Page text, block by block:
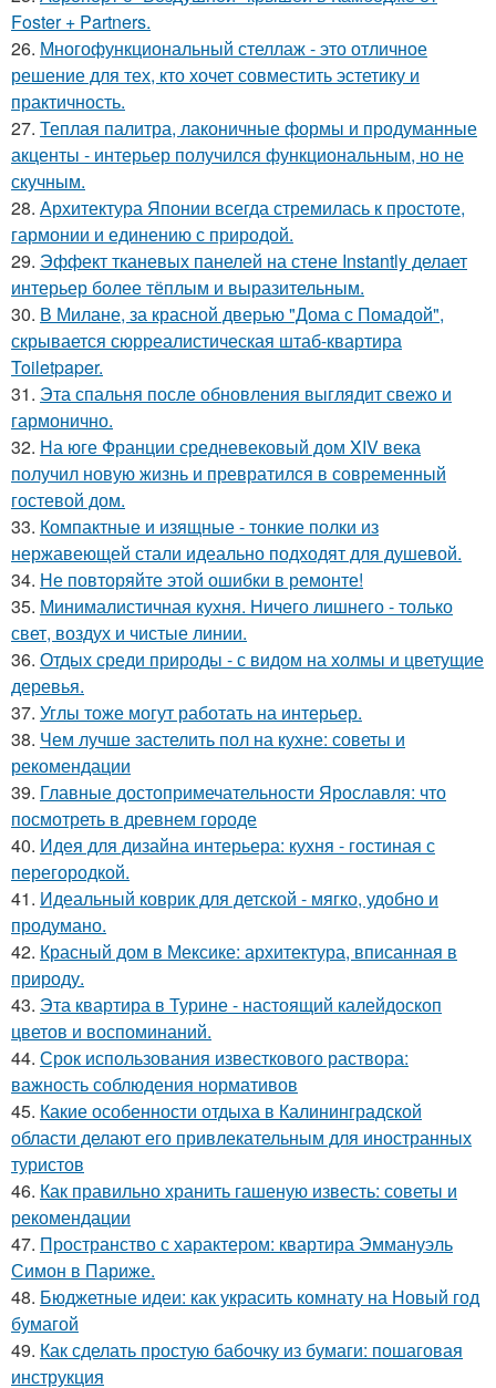
Foster + Partners.
26. Многофункциональный стеллаж - это отличное
решение для тех, кто хочет совместить эстетику и
практичность.
27. Теплая палитра, лаконичные формы и продуманные
акценты - интерьер получился функциональным, но не
скучным.
28. Архитектура Японии всегда стремилась к простоте,
гармонии и единению с природой.
29. Эффект тканевых панелей на стене Instantly делает
интерьер более тёплым и выразительным.
30. В Милане, за красной дверью "Дома с Помадой",
скрывается сюрреалистическая штаб-квартира
Toiletpaper.
31. Эта спальня после обновления выглядит свежо и
гармонично.
32. На юге Франции средневековый дом XIV века
получил новую жизнь и превратился в современный
гостевой дом.
33. Компактные и изящные - тонкие полки из
нержавеющей стали идеально подходят для душевой.
34. Не повторяйте этой ошибки в ремонте!
35. Минималистичная кухня. Ничего лишнего - только
свет, воздух и чистые линии.
36. Отдых среди природы - с видом на холмы и цветущие
деревья.
37. Углы тоже могут работать на интерьер.
38. Чем лучше застелить пол на кухне: советы и
рекомендации
39. Главные достопримечательности Ярославля: что
посмотреть в древнем городе
40. Идея для дизайна интерьера: кухня - гостиная с
перегородкой.
41. Идеальный коврик для детской - мягко, удобно и
продумано.
42. Красный дом в Мексике: архитектура, вписанная в
природу.
43. Эта квартира в Турине - настоящий калейдоскоп
цветов и воспоминаний.
44. Срок использования известкового раствора:
важность соблюдения нормативов
45. Какие особенности отдыха в Калининградской
области делают его привлекательным для иностранных
туристов
46. Как правильно хранить гашеную известь: советы и
рекомендации
47. Пространство с характером: квартира Эммануэль
Симон в Париже.
48. Бюджетные идеи: как украсить комнату на Новый год
бумагой
49. Как сделать простую бабочку из бумаги: пошаговая
инструкция